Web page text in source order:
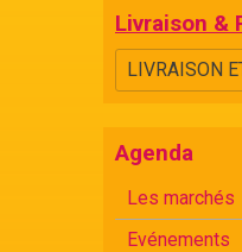
Livraison &
LIVRAISON
Agenda
Les marchés
Evénements